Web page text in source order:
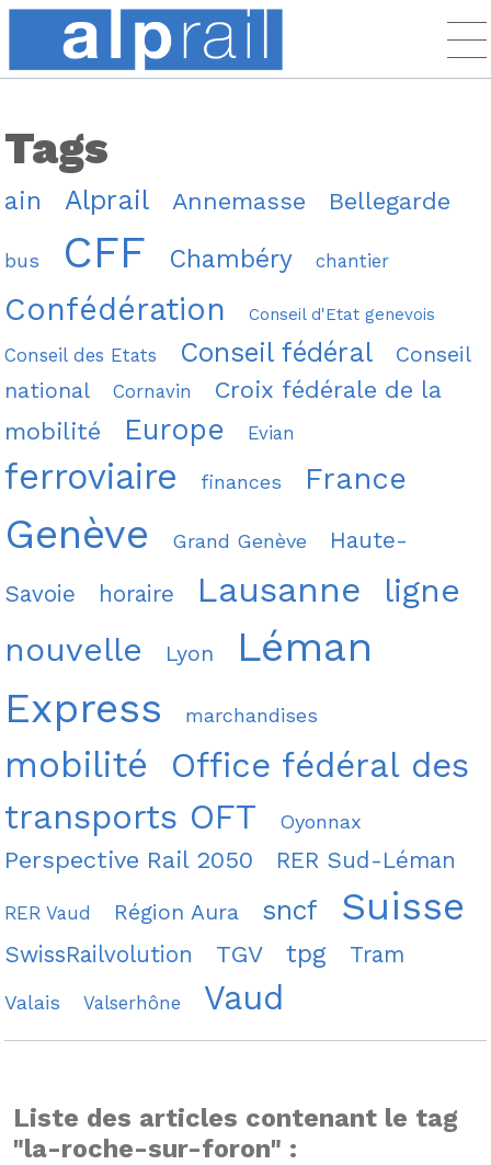
Tags
ain Alprail Annemasse Bellegarde
bus CFF Chambéry chantier
Confédération Conseil d'Etat genevois
Conseil des Etats Conseil fédéral
Conseil
national
Cornavin
Croix fédérale de la
mobilité
Europe Evian
ferroviaire finances France
Genève Grand Genève Haute-
Savoie horaire Lausanne
ligne
nouvelle
Lyon
Léman
Express
marchandises
mobilité
Office fédéral des
transports OFT
Oyonnax
Perspective Rail 2050 RER Sud-Léman
RER Vaud Région Aura sncf Suisse
SwissRailvolution TGV tpg Tram
Valais Valserhône Vaud
Liste des articles contenant le tag
"la-roche-sur-foron" :